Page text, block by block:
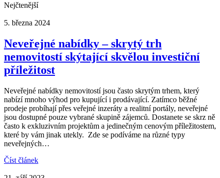
Nejčtenější
5. března 2024
Neveřejné nabídky – skrytý trh
nemovitostí skýtající skvělou investiční
příležitost
Neveřejné nabídky nemovitostí jsou často skrytým trhem, který
nabízí mnoho výhod pro kupující i prodávající. Zatímco běžné
prodeje probíhají přes veřejné inzeráty a realitní portály, neveřejné
jsou dostupné pouze vybrané skupině zájemců. Dostanete se skrz ně
často k exkluzivním projektům a jedinečným cenovým příležitostem,
které by vám jinak utekly. Zde se podíváme na různé typy
neveřejných…
Číst článek